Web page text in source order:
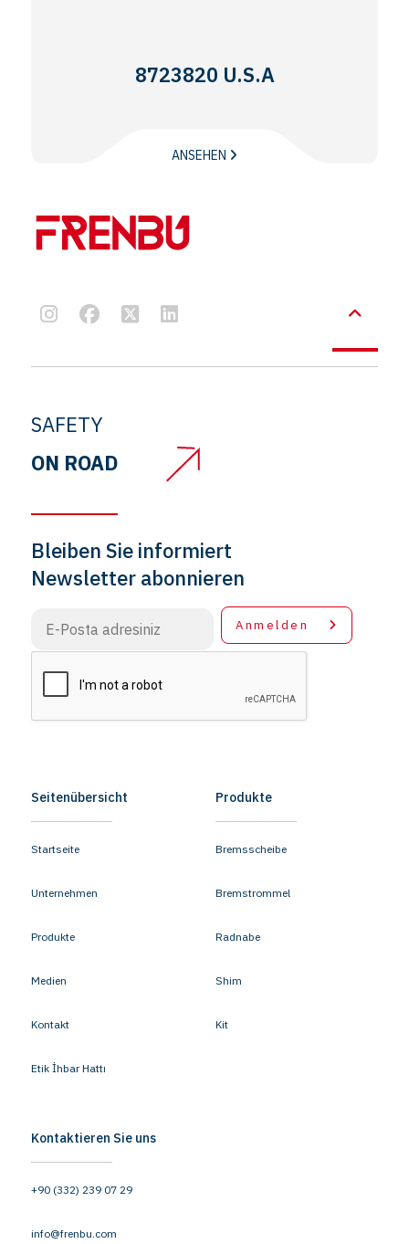
8723820 U.S.A
ANSEHEN
SAFETY
ON ROAD
Bleiben Sie informiert
Newsletter abonnieren
Anmelden
Seitenübersicht
Startseite
Unternehmen
Produkte
Medien
Kontakt
Etik İhbar Hattı
Produkte
Bremsscheibe
Bremstrommel
Radnabe
Shim
Kit
Kontaktieren Sie uns
+90 (332) 239 07 29
info@frenbu.com